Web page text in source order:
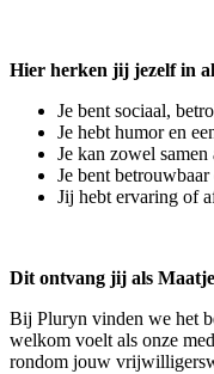
Hier herken jij jezelf in
Je bent sociaal,
Je hebt humor en
Je kan zowel
Je bent
Jij hebt ervaring of
Dit ontvang jij als
Bij Pluryn vinden we het
welkom voelt als onze
rondom jouw